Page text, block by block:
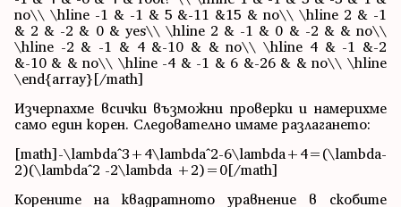
no\\ \hline -1 & -1 & 5 &-11 &15 & no\\ \hline 2 & -1
& 2 & -2 & 0 & yes\\ \hline 2 & -1 & 0 & -2 & & no\\
\hline -2 & -1 & 4 &-10 & & no\\ \hline 4 & -1 &-2
&-10 & & no\\ \hline -4 & -1 & 6 &-26 & & no\\ \hline
\end{array}[/math]
Изчерпахме всички възможни проверки и намерихме
само един корен. Следователно имаме разлагането:
[math]-\lambda^3+4\lambda^2-6\lambda+4=(\lambda-
2)(\lambda^2 -2\lambda +2)=0[/math]
Корените на квадратното уравнение в скобите